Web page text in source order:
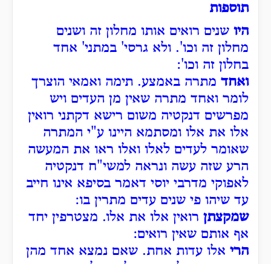
תוספות
היו שנים רואים אותו מחלון זה ושנים
מחלון זה וכו'. ולא גרסי' במתני' אחד
בחלון זה וכו':
ואחד מתרה באמצע. תימה ואמאי הוצרך
לומר ואחד מתרה שאין מן העדים ויש
מפרשים דנקטיה משום רישא דקתני רואין
אלו את אלו ומסתמא היינו ע"י המתרה
שאומר לעדים לאלו ואלו ראו את המעשה
הרע שזה עשה ונראה למשי"ח דנקטיה
לאפוקי מדרבי יוסי דאמר בסיפא אינו חייב
עד שיהו פי שנים עדים מתרין בו:
שמקצתן רואין אלו את אלו. מצטרפין יחד
אף אותם שאין רואים:
הרי אלו עדות אחת. שאם נמצא אחד מהן